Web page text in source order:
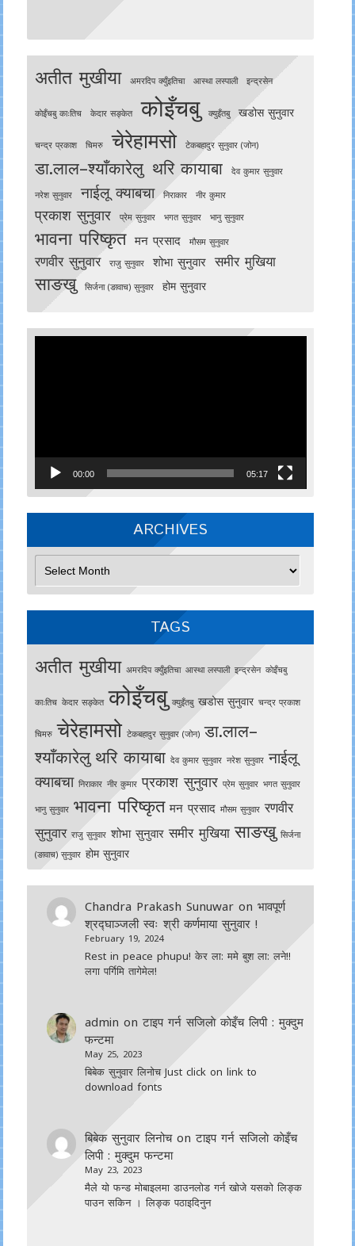
अतीत मुखीया अमरदिप क्युँइतिचा आस्था लस्पाली इन्द्रसेन
काेइँचबु काःतिच केदार सङ्केत कोइँचबु क्युइँतबु खडोस सुनुवार
चन्द्र प्रकाश चिमरु चेरेहामसो टेकबहादुर सुनुवार (जोन)
डा.लाल–श्याँकारेलु थरि कायाबा देव कुमार सुनुवार
नरेश सुनुवार नाईलू क्याबचा निराकार नीर कुमार
प्रकाश सुनुवार प्रेम सुनुवार भगत सुनुवार भानु सुनुवार
भावना परिष्कृत मन प्रसाद मौसम सुनुवार
रणवीर सुनुवार राजु सुनुवार शोभा सुनुवार समीर मुखिया
साङखु सिर्जना (ङावाच) सुनुवार होम सुनुवार
00:00 05:17
ARCHIVES
TAGS
अतीत मुखीया अमरदिप क्युँइतिचा आस्था लस्पाली इन्द्रसेन काेइँचबु
काःतिच केदार सङ्केत कोइँचबु क्युइँतबु खडोस सुनुवार चन्द्र प्रकाश
चिमरु चेरेहामसो टेकबहादुर सुनुवार (जोन) डा.लाल–
श्याँकारेलु थरि कायाबा देव कुमार सुनुवार नरेश सुनुवार नाईलू
क्याबचा निराकार नीर कुमार प्रकाश सुनुवार प्रेम सुनुवार भगत सुनुवार
भानु सुनुवार भावना परिष्कृत मन प्रसाद मौसम सुनुवार रणवीर
सुनुवार राजु सुनुवार शोभा सुनुवार समीर मुखिया साङखु सिर्जना
(ङावाच) सुनुवार होम सुनुवार
Chandra Prakash Sunuwar onभावपूर्ण
श्रद्घाञ्जली स्वः श्री कर्णमाया सुनुवार !
February 19, 2024
Rest in peace phupu! केर ला: ममे बुश ला: लने!!
लगा पर्गिमि तागेमेल!
admin onटाइप गर्न सजिलाे काेइँच लिपी : मुक्दुम
फन्टमा
May 25, 2023
बिबेक सुनुवार लिनोच Just click on link to
download fonts
बिबेक सुनुवार लिनोचonटाइप गर्न सजिलाे काेइँच
लिपी : मुक्दुम फन्टमा
May 23, 2023
मैले यो फन्ड मोबाइलमा डाउनल‍ोड गर्न खोजे यसको लिङ्क
पाउन सकिन । लिङ्क पठाइदिनुन